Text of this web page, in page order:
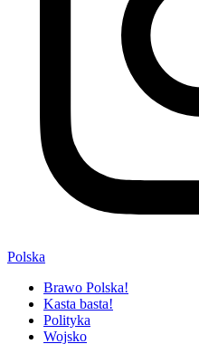
Polska
Brawo Polska!
Kasta basta!
Polityka
Wojsko